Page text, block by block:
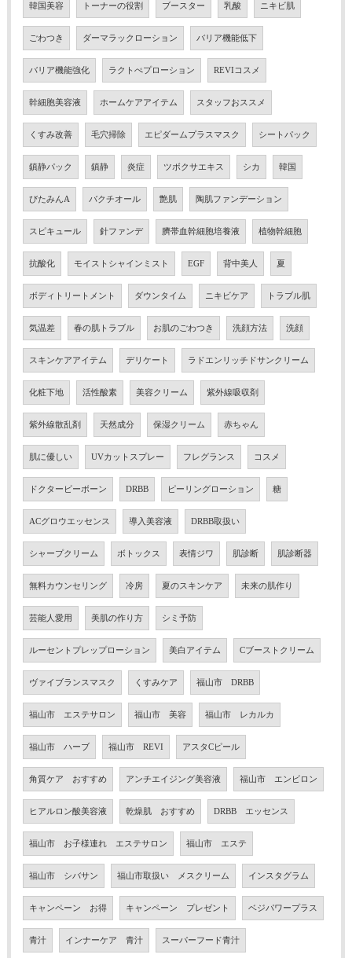
韓国美容 トーナーの役割 ブースター 乳酸 ニキビ肌
ごわつき ダーマラックローション バリア機能低下
バリア機能強化 ラクトぺプローション REVIコスメ
幹細胞美容液 ホームケアアイテム スタッフおススメ
くすみ改善 毛穴掃除 エピダームプラスマスク シートパック
鎮静パック 鎮静 炎症 ツボクサエキス シカ 韓国
びたみんA バクチオール 艶肌 陶肌ファンデーション
スピキュール 針ファンデ 臍帯血幹細胞培養液 植物幹細胞
抗酸化 モイストシャインミスト EGF 背中美人 夏
ボディトリートメント ダウンタイム ニキビケア トラブル肌
気温差 春の肌トラブル お肌のごわつき 洗顔方法 洗顔
スキンケアアイテム デリケート ラドエンリッチドサンクリーム
化粧下地 活性酸素 美容クリーム 紫外線吸収剤
紫外線散乱剤 天然成分 保湿クリーム 赤ちゃん
肌に優しい UVカットスプレー フレグランス コスメ
ドクタービーボーン DRBB ピーリングローション 糖
ACグロウエッセンス 導入美容液 DRBB取扱い
シャープクリーム ボトックス 表情ジワ 肌診断 肌診断器
無料カウンセリング 冷房 夏のスキンケア 未来の肌作り
芸能人愛用 美肌の作り方 シミ予防
ルーセントプレップローション 美白アイテム Cブーストクリーム
ヴァイブランスマスク くすみケア 福山市 DRBB
福山市 エステサロン 福山市 美容 福山市 レカルカ
福山市 ハーブ 福山市 REVI アスタCピール
角質ケア おすすめ アンチエイジング美容液 福山市 エンビロン
ヒアルロン酸美容液 乾燥肌 おすすめ DRBB エッセンス
福山市 お子様連れ エステサロン 福山市 エステ
福山市 シバサン 福山市取扱い メスクリーム インスタグラム
キャンペーン お得 キャンペーン プレゼント ベジパワープラス
青汁 インナーケア 青汁 スーパーフード青汁